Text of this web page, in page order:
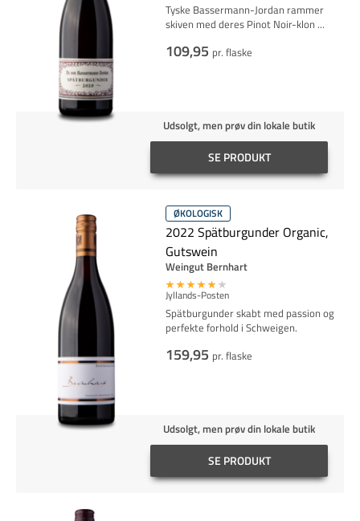
Tyske Bassermann-Jordan rammer
skiven med deres Pinot Noir-klon ...
109,95 pr. flaske
Udsolgt, men prøv din lokale butik
SE PRODUKT
ØKOLOGISK
2022 Spätburgunder Organic,
Gutswein
Weingut Bernhart
Jyllands-Posten
Spätburgunder skabt med passion og
perfekte forhold i Schweigen.
159,95 pr. flaske
Udsolgt, men prøv din lokale butik
SE PRODUKT